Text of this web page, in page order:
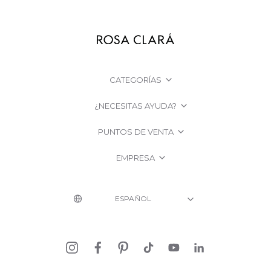
CATEGORÍAS
¿NECESITAS AYUDA?
PUNTOS DE VENTA
EMPRESA